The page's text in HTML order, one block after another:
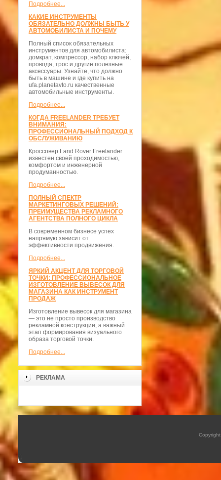
Подробнее...
КАКИЕ ИНСТРУМЕНТЫ
ОБЯЗАТЕЛЬНО ДОЛЖНЫ БЫТЬ У
АВТОМОБИЛИСТА И ПОЧЕМУ
Полный список обязательных
инструментов для автомобилиста:
домкрат, компрессор, набор ключей,
провода, трос и другие полезные
аксессуары. Узнайте, что должно
быть в машине и где купить на
ufa.planetavto.ru качественные
автомобильные инструменты.
Подробнее...
КОГДА FREELANDER ТРЕБУЕТ
ВНИМАНИЯ:
ПРОФЕССИОНАЛЬНЫЙ ПОДХОД К
ОБСЛУЖИВАНИЮ
Кроссовер Land Rover Freelander
известен своей проходимостью,
комфортом и инженерной
продуманностью.
Подробнее...
ПОЛНЫЙ СПЕКТР
МАРКЕТИНГОВЫХ РЕШЕНИЙ:
ПРЕИМУЩЕСТВА РЕКЛАМНОГО
АГЕНТСТВА ПОЛНОГО ЦИКЛА
В современном бизнесе успех
напрямую зависит от
эффективности продвижения.
Подробнее...
ЯРКИЙ АКЦЕНТ ДЛЯ ТОРГОВОЙ
ТОЧКИ: ПРОФЕССИОНАЛЬНОЕ
ИЗГОТОВЛЕНИЕ ВЫВЕСОК ДЛЯ
МАГАЗИНА КАК ИНСТРУМЕНТ
ПРОДАЖ
Изготовление вывесок для магазина
— это не просто производство
рекламной конструкции, а важный
этап формирования визуального
образа торговой точки.
Подробнее...
РЕКЛАМА